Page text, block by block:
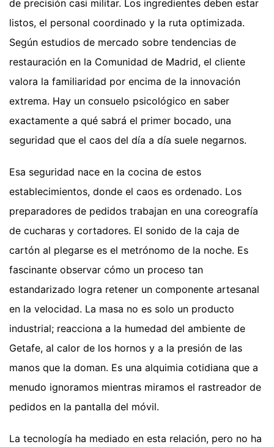
de precisión casi militar. Los ingredientes deben estar
listos, el personal coordinado y la ruta optimizada.
Según estudios de mercado sobre tendencias de
restauración en la Comunidad de Madrid, el cliente
valora la familiaridad por encima de la innovación
extrema. Hay un consuelo psicológico en saber
exactamente a qué sabrá el primer bocado, una
seguridad que el caos del día a día suele negarnos.
Esa seguridad nace en la cocina de estos
establecimientos, donde el caos es ordenado. Los
preparadores de pedidos trabajan en una coreografía
de cucharas y cortadores. El sonido de la caja de
cartón al plegarse es el metrónomo de la noche. Es
fascinante observar cómo un proceso tan
estandarizado logra retener un componente artesanal
en la velocidad. La masa no es solo un producto
industrial; reacciona a la humedad del ambiente de
Getafe, al calor de los hornos y a la presión de las
manos que la doman. Es una alquimia cotidiana que a
menudo ignoramos mientras miramos el rastreador de
pedidos en la pantalla del móvil.
La tecnología ha mediado en esta relación, pero no ha